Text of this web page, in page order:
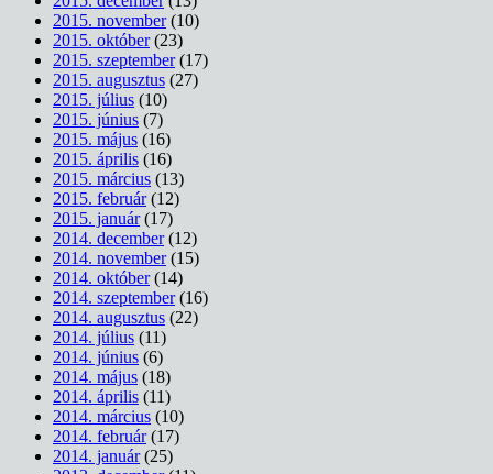
2015. november(10)
2015. október(23)
2015. szeptember(17)
2015. augusztus (27)
2015. július (10)
2015. június (7)
2015. május (16)
2015. április (16)
2015. március (13)
2015. február(12)
2015. január(17)
2014. december(12)
2014. november(15)
2014. október(14)
2014. szeptember(16)
2014. augusztus (22)
2014. július (11)
2014. június (6)
2014. május (18)
2014. április (11)
2014. március (10)
2014. február(17)
2014. január(25)